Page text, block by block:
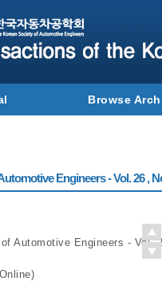
Browse
Engineers - Vol. 26 ,
Automotive Engineers - Vol.